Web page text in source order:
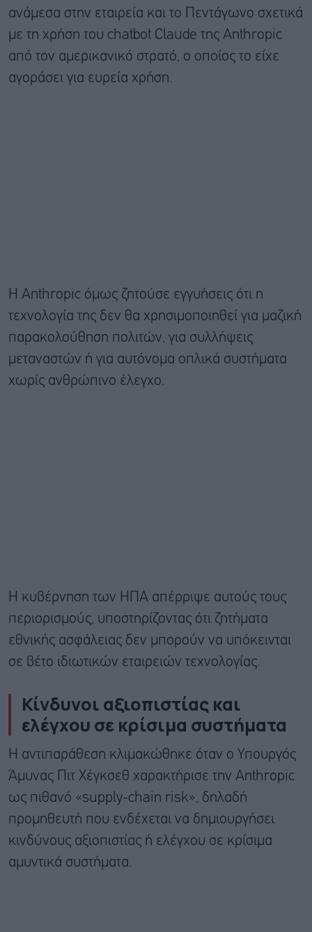
ανάμεσα στην εταιρεία και το Πεντάγωνο σχετικά
με τη χρήση του chatbot Claude της Anthropic
από τον αμερικανικό στρατό, o οποίος το είχε
αγοράσει για ευρεία χρήση.
Η Anthropic όμως ζητούσε εγγυήσεις ότι η
τεχνολογία της δεν θα χρησιμοποιηθεί για μαζική
παρακολούθηση πολιτών, για συλλήψεις
μεταναστών ή για αυτόνομα οπλικά συστήματα
χωρίς ανθρώπινο έλεγχο.
Η κυβέρνηση των ΗΠΑ απέρριψε αυτούς τους
περιορισμούς, υποστηρίζοντας ότι ζητήματα
εθνικής ασφάλειας δεν μπορούν να υπόκεινται
σε βέτο ιδιωτικών εταιρειών τεχνολογίας.
Κίνδυνοι αξιοπιστίας και
ελέγχου σε κρίσιμα συστήματα
Η αντιπαράθεση κλιμακώθηκε όταν ο Υπουργός
Άμυνας
Πιτ Χέγκσεθ χαρακτήρισε την Anthropic
ως πιθανό «supply-chain risk», δηλαδή
προμηθευτή που ενδέχεται να δημιουργήσει
κινδύνους αξιοπιστίας ή ελέγχου σε κρίσιμα
αμυντικά συστήματα.